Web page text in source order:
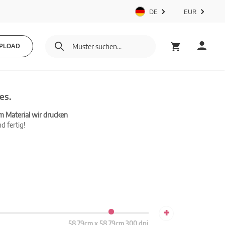
DE EUR
Material wir drucken
fertig!
+